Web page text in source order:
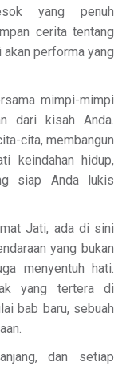
yang penuh
cerita tentang
akan performa yang
mimpi-mimpi
dari kisah Anda.
cita, membangun
keindahan hidup,
siap Anda lukis
Jati, ada di sini
yang bukan
menyentuh hati.
yang tertera di
bab baru, sebuah
dan setiap